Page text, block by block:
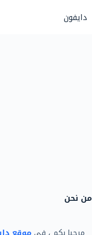
إلىدايفون
من نحن